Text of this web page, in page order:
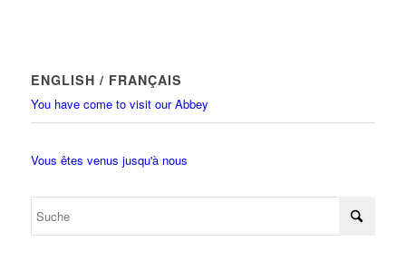
ENGLISH / FRANÇAIS
You have come to visit our Abbey
Vous êtes venus jusqu'à nous